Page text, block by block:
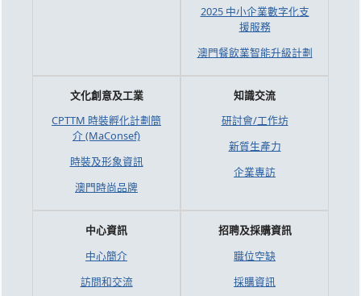
2025 中小企業數字化支
援服務
澳門餐飲業智能升級計劃
文化創意及工業
CPTTM 時裝孵化計劃簡
介 (MaConsef)
時裝及形象資訊
澳門時尚品牌
知識交流
研討會/工作坊
新質生產力
企業專訪
中心資訊
中心簡介
訪問和交流
招聘及採購資訊
職位空缺
採購資訊